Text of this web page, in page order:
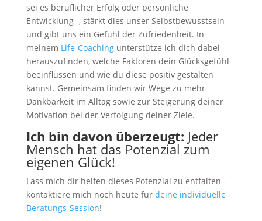
sei es beruflicher Erfolg oder persönliche
Entwicklung -, stärkt dies unser Selbstbewusstsein
und gibt uns ein Gefühl der Zufriedenheit. In
meinem Life-Coachingunterstütze ich dich dabei
herauszufinden, welche Faktoren dein Glücksgefühl
beeinflussen und wie du diese positiv gestalten
kannst. Gemeinsam finden wir Wege zu mehr
Dankbarkeit im Alltag sowie zur Steigerung deiner
Motivation bei der Verfolgung deiner Ziele.
Ich bin davon überzeugt: Jeder
Mensch hat das Potenzial zum
eigenen Glück!
Lass mich dir helfen dieses Potenzial zu entfalten –
kontaktiere mich noch heute für deine individuelle
Beratungs-Session!